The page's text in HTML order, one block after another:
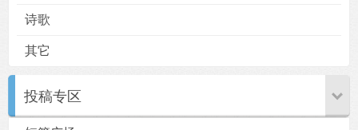
诗歌
其它
投稿专区